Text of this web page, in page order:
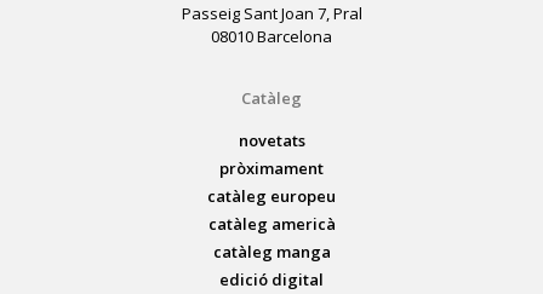
Passeig Sant Joan 7, Pral
08010 Barcelona
Catàleg
novetats
pròximament
catàleg europeu
catàleg americà
catàleg manga
edició digital